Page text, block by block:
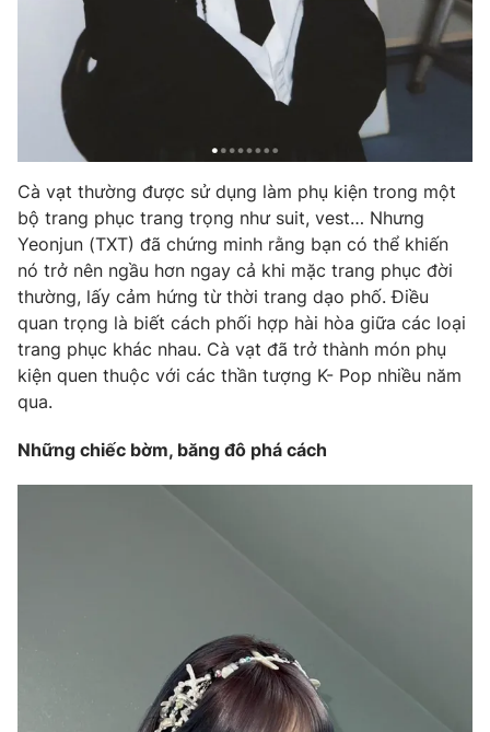
Cà vạt thường được sử dụng làm phụ kiện trong một
bộ trang phục trang trọng như suit, vest… Nhưng
Yeonjun (TXT) đã chứng minh rằng bạn có thể khiến
nó trở nên ngầu hơn ngay cả khi mặc trang phục đời
thường, lấy cảm hứng từ thời trang dạo phố. Điều
quan trọng là biết cách phối hợp hài hòa giữa các loại
trang phục khác nhau. Cà vạt đã trở thành món phụ
kiện quen thuộc với các thần tượng K- Pop nhiều năm
qua.
Những chiếc bờm, băng đô phá cách